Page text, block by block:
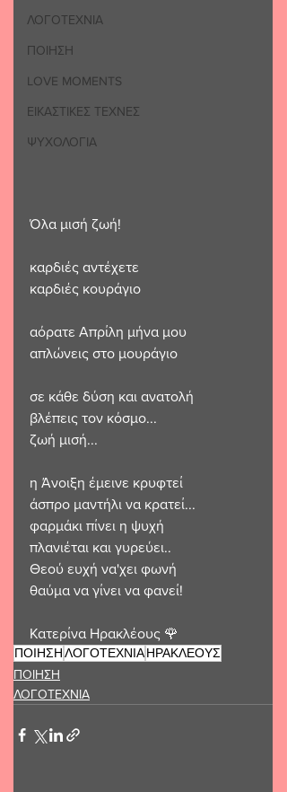
ΛΟΓΟΤΕΧΝΙΑ
ΠΟΙΗΣΗ
LOVE MOMENTS
ΕΙΚΑΣΤΙΚΕΣ ΤΕΧΝΕΣ
ΨΥΧΟΛΟΓΙΑ
Όλα μισή ζωή!
καρδιές αντέχετε
καρδιές κουράγιο
αόρατε Απρίλη μήνα μου
απλώνεις στο μουράγιο
σε κάθε δύση και ανατολή
βλέπεις τον κόσμο...
ζωή μισή...
η Άνοιξη έμεινε κρυφτεί
άσπρο μαντήλι να κρατεί...
φαρμάκι πίνει η ψυχή
πλανιέται και γυρεύει..
Θεού ευχή να'χει φωνή
θαύμα να γίνει να φανεί!
Κατερίνα Ηρακλέους 🌹
ΠΟΙΗΣΗΛΟΓΟΤΕΧΝΙΑΗΡΑΚΛΕΟΥΣ
ΠΟΙΗΣΗ
ΛΟΓΟΤΕΧΝΙΑ